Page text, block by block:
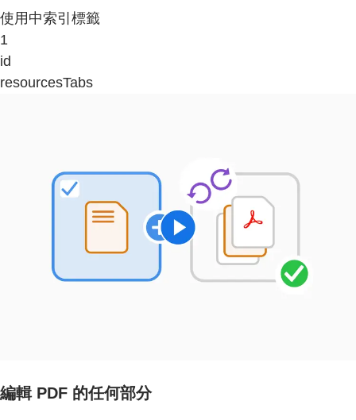
使用中索引標籤
1
id
resourcesTabs
編輯 PDF 的任何部分